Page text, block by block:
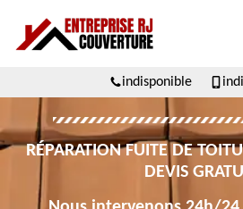
indisponible
RÉPARATION FUITE DE
DEVIS